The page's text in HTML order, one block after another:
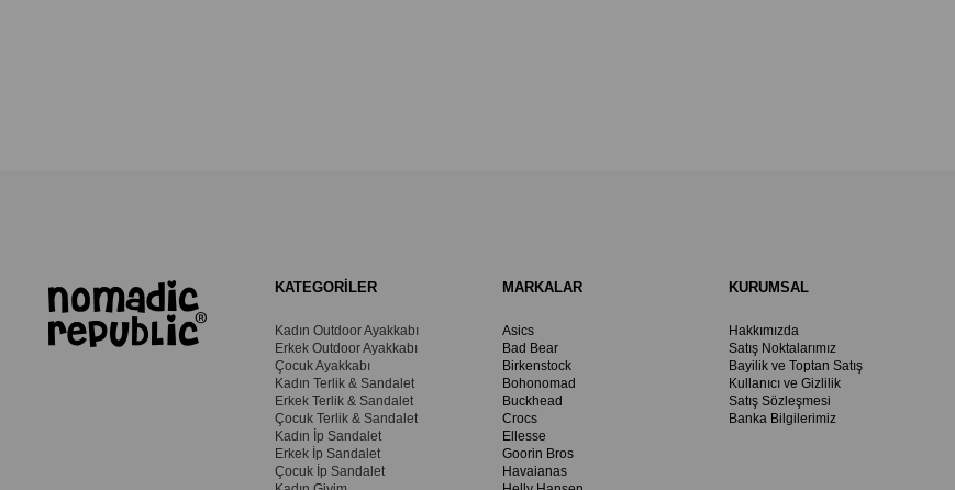
KATEGORİLER
Kadın Outdoor Ayakkabı
Erkek Outdoor Ayakkabı
Çocuk Ayakkabı
Kadın Terlik & Sandalet
Erkek Terlik & Sandalet
Çocuk Terlik & Sandalet
Kadın İp Sandalet
Erkek İp Sandalet
Çocuk İp Sandalet
MARKALAR
Asics
Bad Bear
Birkenstock
Bohonomad
Buckhead
Crocs
Ellesse
Goorin Bros
Havaianas
KURUMSAL
Hakkımızda
Satış Noktalarımız
Bayilik ve Toptan Satış
Kullanıcı ve Gizlilik
Satış Sözleşmesi
Banka Bilgilerimiz